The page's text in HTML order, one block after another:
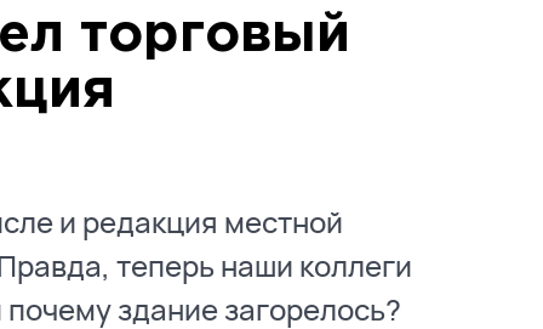
торговый
и редакция местной
теперь наши коллеги
здание загорелось?